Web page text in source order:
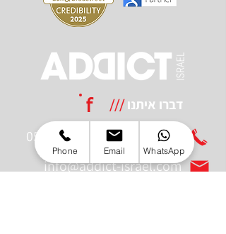
דברו איתנו ///
f
04-9001907
|
054-2032503
info@addict-israel.com
Phone Email WhatsApp